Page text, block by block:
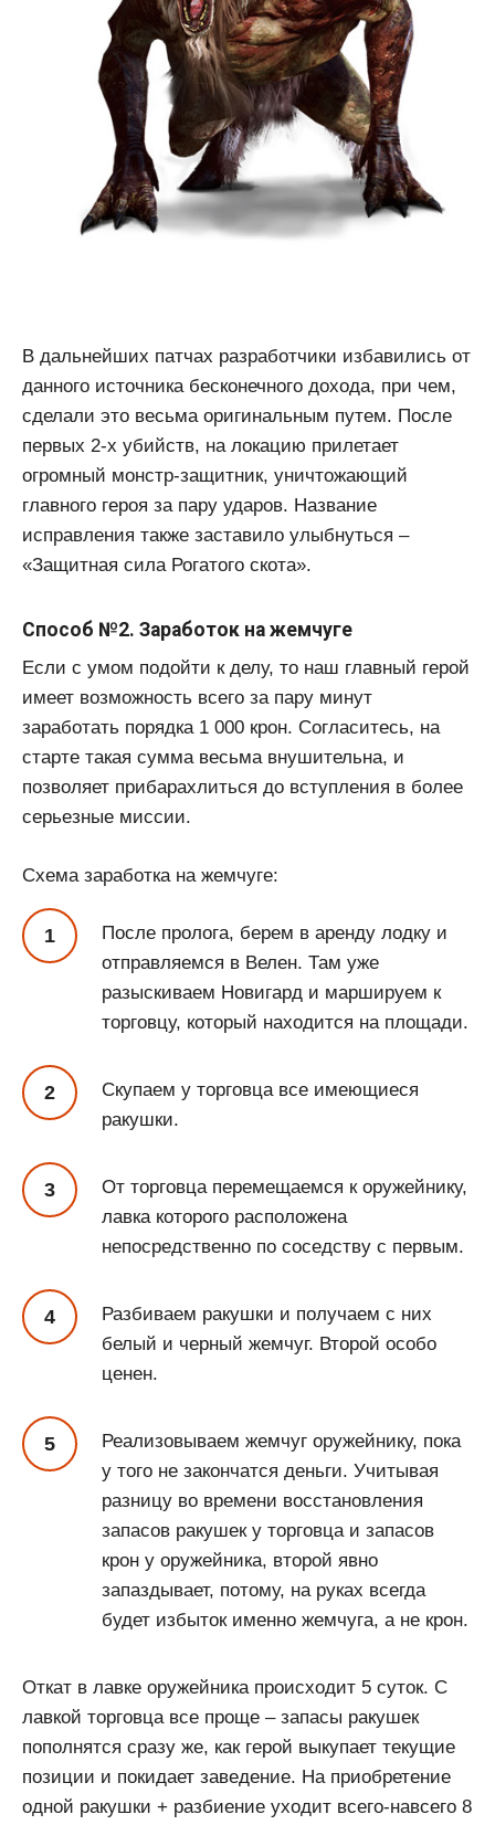
В дальнейших патчах разработчики избавились от
данного источника бесконечного дохода, при чем,
сделали это весьма оригинальным путем. После
первых 2-х убийств, на локацию прилетает
огромный монстр-защитник, уничтожающий
главного героя за пару ударов. Название
исправления также заставило улыбнуться –
«Защитная сила Рогатого скота».
Способ №2. Заработок на жемчуге
Если с умом подойти к делу, то наш главный герой
имеет возможность всего за пару минут
заработать порядка 1 000 крон. Согласитесь, на
старте такая сумма весьма внушительна, и
позволяет прибарахлиться до вступления в более
серьезные миссии.
Схема заработка на жемчуге:
После пролога, берем в аренду лодку и
отправляемся в Велен. Там уже
разыскиваем Новигард и маршируем к
торговцу, который находится на площади.
Скупаем у торговца все имеющиеся
ракушки.
От торговца перемещаемся к оружейнику,
лавка которого расположена
непосредственно по соседству с первым.
Разбиваем ракушки и получаем с них
белый и черный жемчуг. Второй особо
ценен.
Реализовываем жемчуг оружейнику, пока
у того не закончатся деньги. Учитывая
разницу во времени восстановления
запасов ракушек у торговца и запасов
крон у оружейника, второй явно
запаздывает, потому, на руках всегда
будет избыток именно жемчуга, а не крон.
Откат в лавке оружейника происходит 5 суток. С
лавкой торговца все проще – запасы ракушек
пополнятся сразу же, как герой выкупает текущие
позиции и покидает заведение. На приобретение
одной ракушки + разбиение уходит всего-навсего 8